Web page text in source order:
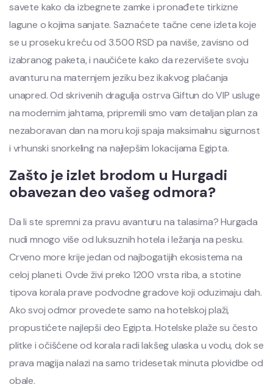
savete kako da izbegnete zamke i pronađete tirkizne
lagune o kojima sanjate. Saznaćete tačne cene izleta koje
se u proseku kreću od 3.500 RSD pa naviše, zavisno od
izabranog paketa, i naučićete kako da rezervišete svoju
avanturu na maternjem jeziku bez ikakvog plaćanja
unapred. Od skrivenih dragulja ostrva Giftun do VIP usluge
na modernim jahtama, pripremili smo vam detaljan plan za
nezaboravan dan na moru koji spaja maksimalnu sigurnost
i vrhunski snorkeling na najlepšim lokacijama Egipta.
Zašto je izlet brodom u Hurgadi
obavezan deo vašeg odmora?
Da li ste spremni za pravu avanturu na talasima? Hurgada
nudi mnogo više od luksuznih hotela i ležanja na pesku.
Crveno more krije jedan od najbogatijih ekosistema na
celoj planeti. Ovde živi preko 1200 vrsta riba, a stotine
tipova korala prave podvodne gradove koji oduzimaju dah.
Ako svoj odmor provedete samo na hotelskoj plaži,
propustićete najlepši deo Egipta. Hotelske plaže su često
plitke i očišćene od korala radi lakšeg ulaska u vodu, dok se
prava magija nalazi na samo tridesetak minuta plovidbe od
obale.